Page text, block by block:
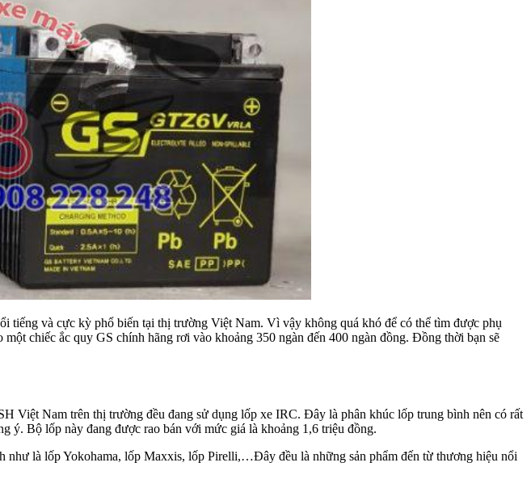
và cực kỳ phổ biến tại thị trường Việt Nam. Vì vậy không quá khó để có thể tìm được phụ
chiếc ắc quy GS chính hãng rơi vào khoảng 350 ngàn đến 400 ngàn đồng. Đồng thời bạn sẽ
Việt Nam trên thị trường đều đang sử dụng lốp xe IRC. Đây là phân khúc lốp trung bình nên có rất
ý. Bộ lốp này đang được rao bán với mức giá là khoảng 1,6 triệu đồng.
như là lốp Yokohama, lốp Maxxis, lốp Pirelli,…Đây đều là những sản phẩm đến từ thương hiệu nổi